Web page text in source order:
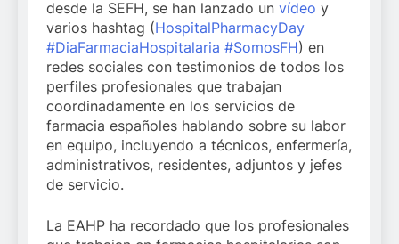
desde la SEFH, se han lanzado un vídeo y
varios hashtag (HospitalPharmacyDay
#DiaFarmaciaHospitalaria #SomosFH) en
redes sociales con testimonios de todos los
perfiles profesionales que trabajan
coordinadamente en los servicios de
farmacia españoles hablando sobre su labor
en equipo, incluyendo a técnicos, enfermería,
administrativos, residentes, adjuntos y jefes
de servicio.
La EAHP ha recordado que los profesionales